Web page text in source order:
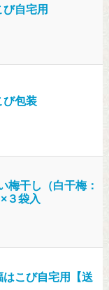
自宅用
包装
梅干し（白干梅：
３袋入
こび自宅用【送